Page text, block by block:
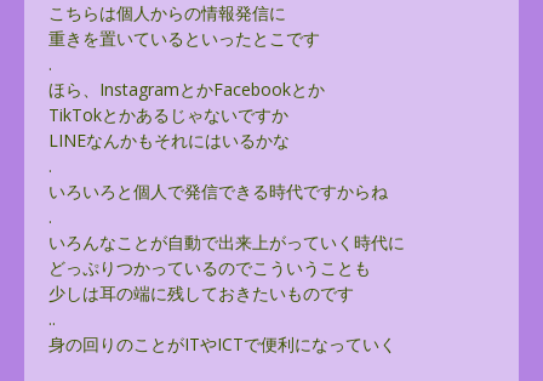
こちらは個人からの情報発信に
重きを置いているといったとこです
.
ほら、InstagramとかFacebookとか
TikTokとかあるじゃないですか
LINEなんかもそれにはいるかな
.
いろいろと個人で発信できる時代ですからね
.
いろんなことが自動で出来上がっていく時代に
どっぷりつかっているのでこういうことも
少しは耳の端に残しておきたいものです
..
身の回りのことがITやICTで便利になっていく